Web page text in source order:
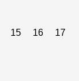
15 16 17